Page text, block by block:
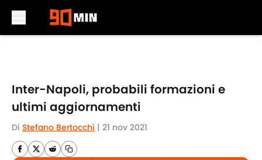
Inter-Napoli, probabili formazioni e
ultimi aggiornamenti
Di Stefano Bertocchi | 21 nov 2021